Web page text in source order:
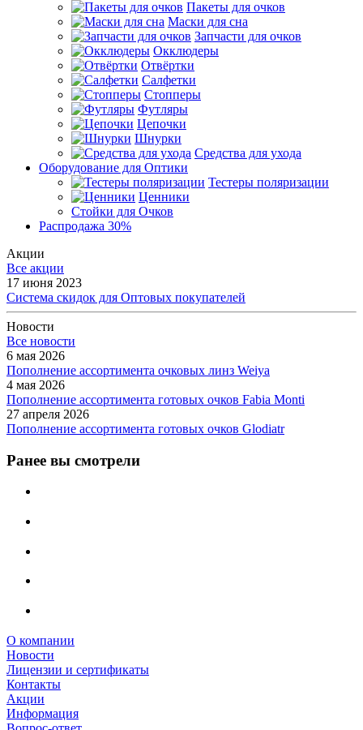
Пакеты для очков
Маски для сна
Запчасти для очков
Окклюдеры
Отвёртки
Салфетки
Стопперы
Футляры
Цепочки
Шнурки
Средства для ухода
Оборудование для Оптики
Тестеры поляризации
Ценники
Стойки для Очков
Распродажа 30%
Акции
Все акции
17 июня 2023
Система скидок для Оптовых покупателей
Новости
Все новости
6 мая 2026
Пополнение ассортимента очковых линз Weiya
4 мая 2026
Пополнение ассортимента готовых очков Fabia Monti
27 апреля 2026
Пополнение ассортимента готовых очков Glodiatr
Ранее вы смотрели
О компании
Новости
Лицензии и сертификаты
Контакты
Акции
Информация